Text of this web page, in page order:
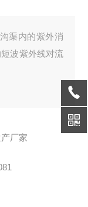
渠内的紫外消
波紫外线对流
厂家